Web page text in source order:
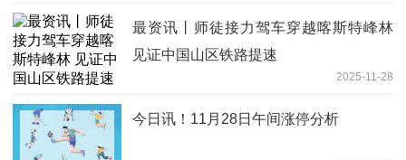
最资讯丨师徒接力驾车穿越喀斯特峰林
见证中国山区铁路提速
2025-11-28
今日讯！11月28日午间涨停分析